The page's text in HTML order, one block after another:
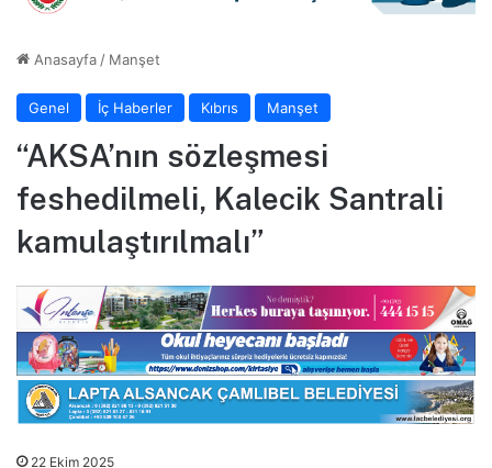
Anasayfa / Manşet
Genel İç Haberler Kıbrıs Manşet
“AKSA’nın sözleşmesi
feshedilmeli, Kalecik Santrali
kamulaştırılmalı”
22 Ekim 2025